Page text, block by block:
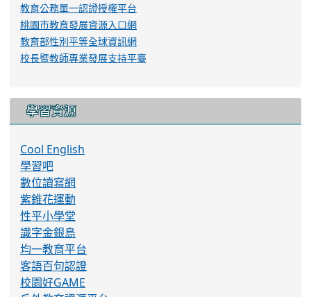
教育公務單一認證授權平台
桃園市教育發展資源入口網
教育部性別平等全球資訊網
校長暨教師專業發展支持平臺
學習資源
Cool English
學習吧
數位讀寫網
紫錐花運動
性平小學堂
識字金銀島
均一教育平台
客語百句認證
校園好GAME